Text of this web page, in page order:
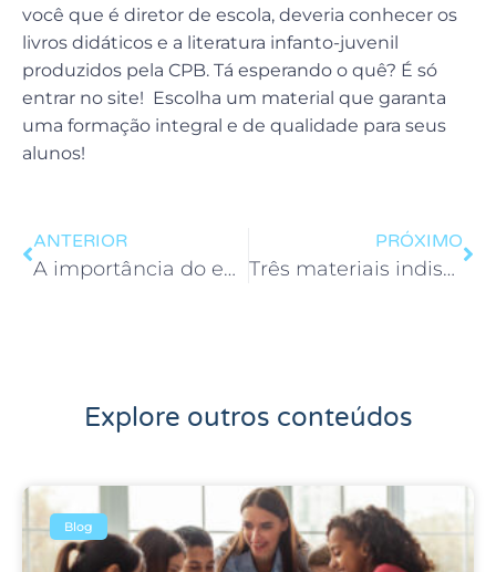
você que é diretor de escola, deveria conhecer os
livros didáticos e a literatura infanto-juvenil
produzidos pela CPB. Tá esperando o quê? É só
entrar no site! Escolha um material que garanta
uma formação integral e de qualidade para seus
alunos!
ANTERIOR
A importância do ensino religiosos nas escolas
PRÓXIMO
Três materiais indispensáveis para ensinar a importância da solidariedade
Explore outros conteúdos
Blog